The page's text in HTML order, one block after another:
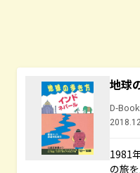
地球
D-
1981
の旅